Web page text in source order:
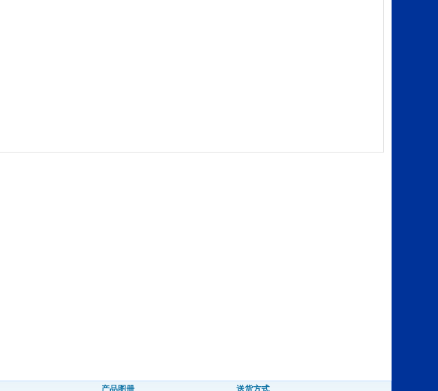
产品图册
送货方式